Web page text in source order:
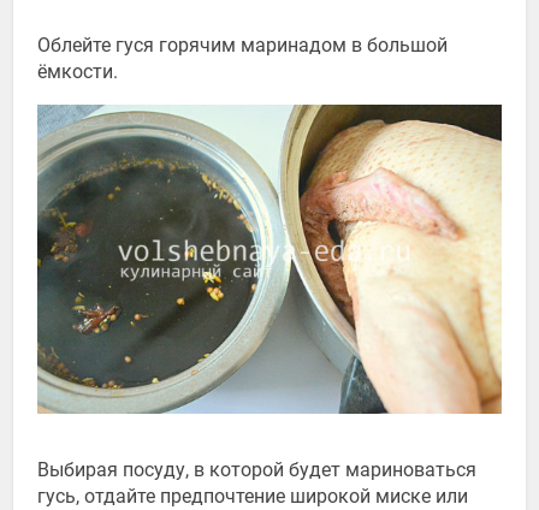
Облейте гуся горячим маринадом в большой
ёмкости.
Выбирая посуду, в которой будет мариноваться
гусь, отдайте предпочтение широкой миске или